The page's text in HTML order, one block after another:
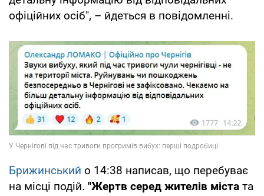
офіційних осіб", – йдеться в повідомленні.
Брижинський о 14:38 написав, що перебуває
на місці подій. "Жертв серед жителів міста та